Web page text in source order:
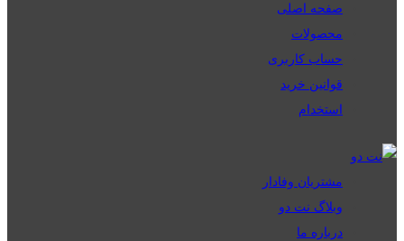
صفحه اصلی
محصولات
حساب کاربری
قوانین خرید
استخدام
مشتریان وفادار
وبلاگ نت دو
درباره ما